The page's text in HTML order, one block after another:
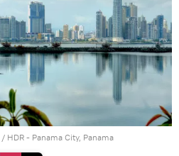
/ HDR - Panama City, Panama